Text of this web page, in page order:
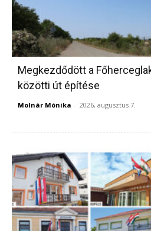
Megkezdődött a
közötti út építése
Molnár Mónika - 2026, augusztus 7.